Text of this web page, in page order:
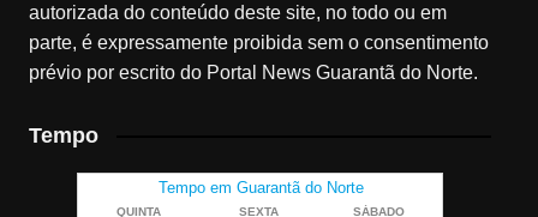
autorizada do conteúdo deste site, no todo ou em
parte, é expressamente proibida sem o consentimento
prévio por escrito do Portal News Guarantã do Norte.
Tempo